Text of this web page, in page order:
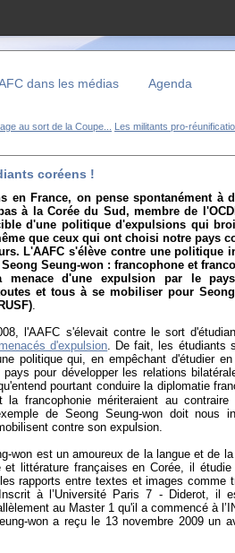
dans les médias Agenda
au sort de la Coupe... Les militants pro-
coréens !
en France, on pense spontanément à
à la Corée du Sud, membre de
d'une politique d'expulsions qui
que ceux qui ont choisi notre pays
L'AAFC s'élève contre une politique
Seung-won : francophone et
d'une expulsion par le
et tous à se mobiliser pour
.
l'AAFC s'élevait contre le sort
d'expulsion. De fait, les étudiants
politique qui, en empêchant d'étudier
pays pour développer les relations
pourtant conduire la diplomatie
la francophonie mériteraient au
de Seong Seung-won doit nous
contre son expulsion.
won est un amoureux de la langue et de
et littérature françaises en Corée, il
rapports entre textes et images comme
à l’Université Paris 7 - Diderot, il
au Master 1 qu'il a commencé à
won a reçu le 13 novembre 2009 un